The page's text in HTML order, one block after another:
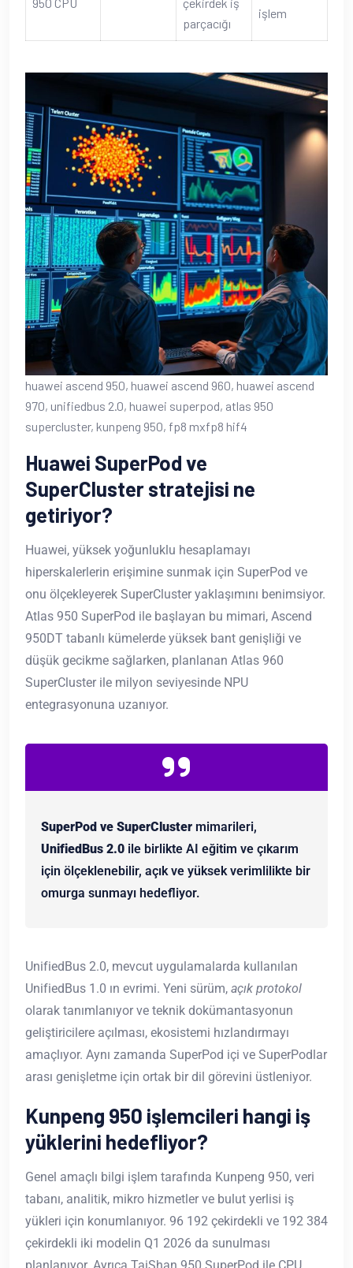
parçacığı
işlem
huawei ascend 950, huawei ascend 960, huawei ascend
970, unifiedbus 2.0, huawei superpod, atlas 950
supercluster, kunpeng 950, fp8 mxfp8 hif4
Huawei SuperPod ve
SuperCluster stratejisi ne
getiriyor?
Huawei, yüksek yoğunluklu hesaplamayı
hiperskalerlerin erişimine sunmak için SuperPod ve
onu ölçekleyerek SuperCluster yaklaşımını benimsiyor.
Atlas 950 SuperPod ile başlayan bu mimari, Ascend
950DT tabanlı kümelerde yüksek bant genişliği ve
düşük gecikme sağlarken, planlanan Atlas 960
SuperCluster ile milyon seviyesinde NPU
entegrasyonuna uzanıyor.
SuperPod ve SuperCluster mimarileri,
UnifiedBus 2.0 ile birlikte AI eğitim ve çıkarım
için ölçeklenebilir, açık ve yüksek verimlilikte bir
omurga sunmayı hedefliyor.
UnifiedBus 2.0, mevcut uygulamalarda kullanılan
UnifiedBus 1.0 ın evrimi. Yeni sürüm, açık protokol
olarak tanımlanıyor ve teknik dokümantasyonun
geliştiricilere açılması, ekosistemi hızlandırmayı
amaçlıyor. Aynı zamanda SuperPod içi ve SuperPodlar
arası genişletme için ortak bir dil görevini üstleniyor.
Kunpeng 950 işlemcileri hangi iş
yüklerini hedefliyor?
Genel amaçlı bilgi işlem tarafında Kunpeng 950, veri
tabanı, analitik, mikro hizmetler ve bulut yerlisi iş
yükleri için konumlanıyor. 96 192 çekirdekli ve 192 384
çekirdekli iki modelin Q1 2026 da sunulması